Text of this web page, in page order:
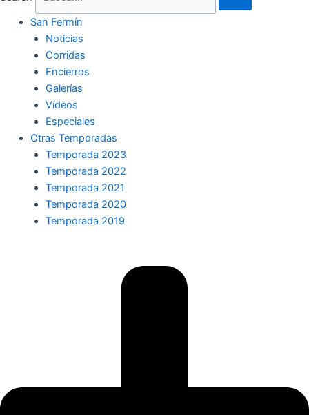
San Fermín
Noticias
Corridas
Encierros
Galerías
Vídeos
Especiales
Otras Temporadas
Temporada 2023
Temporada 2022
Temporada 2021
Temporada 2020
Temporada 2019